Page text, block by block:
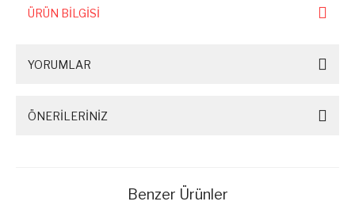
ÜRÜN BİLGİSİ
YORUMLAR
ÖNERİLERİNİZ
Benzer Ürünler